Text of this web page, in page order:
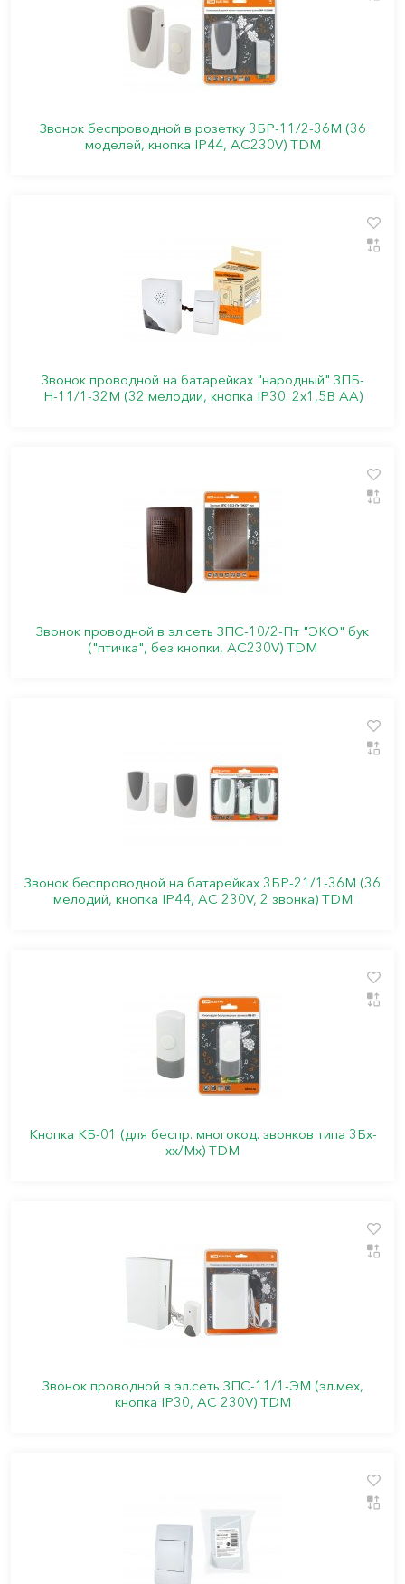
Звонок беспроводной в розетку 3БР-11/2-36М (36
моделей, кнопка IP44, АС230V) TDM
Звонок проводной на батарейках "народный" ЗПБ-
Н-11/1-32М (32 мелодии, кнопка IP30. 2х1,5В АА)
Звонок проводной в эл.сеть ЗПС-10/2-Пт "ЭКО" бук
("птичка", без кнопки, AC230V) TDM
Звонок беспроводной на батарейках 3БР-21/1-36М (36
мелодий, кнопка IP44, AC 230V, 2 звонка) TDM
Кнопка КБ-01 (для беспр. многокод. звонков типа 3Бх-
хх/Мх) TDM
Звонок проводной в эл.сеть ЗПС-11/1-ЭМ (эл.мех,
кнопка IP30, АС 230V) TDM